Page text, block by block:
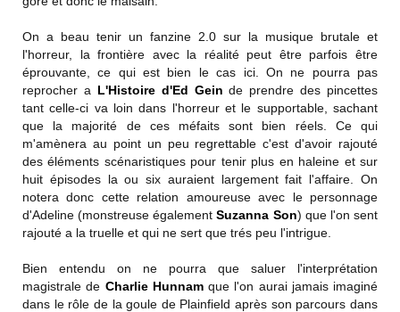
On a beau tenir un fanzine 2.0 sur la musique brutale et
l'horreur, la frontière avec la réalité peut être parfois être
éprouvante, ce qui est bien le cas ici. On ne pourra pas
reprocher a L'Histoire d'Ed Gein de prendre des pincettes
tant celle-ci va loin dans l'horreur et le supportable, sachant
que la majorité de ces méfaits sont bien réels. Ce qui
m'amènera au point un peu regrettable c'est d'avoir rajouté
des éléments scénaristiques pour tenir plus en haleine et sur
huit épisodes la ou six auraient largement fait l'affaire. On
notera donc cette relation amoureuse avec le personnage
d'Adeline (monstreuse égalementSuzanna Son) que l'on sent
rajouté a la truelle et qui ne sert que trés peu l'intrigue.
Bien entendu on ne pourra que saluer l'interprétation
magistrale de Charlie Hunnamque l'on aurai jamais imaginé
dans le rôle de la goule de Plainfield après son parcours dans